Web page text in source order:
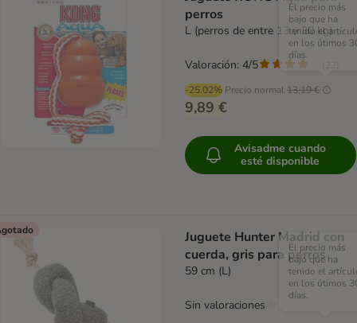
perros
L (perros de entre 13 y 30 kg)
-25.02% Precio normal 13,19 €
El precio más
bajo que ha
tenido el
en los útimos
días.
9,89 €
Valoración: 4/5
Avisadme cuando
esté disponible
Juguete Hunter Madrid con
cuerda, gris para perros
59 cm (L)
El precio más
bajo que ha
tenido el
en los útimos
días.
Sin valoraciones